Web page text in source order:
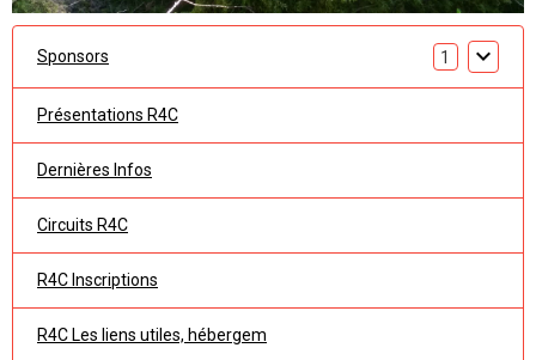
Sponsors 1
Présentations R4C
Dernières Infos
Circuits R4C
R4C Inscriptions
R4C Les liens utiles, hébergem